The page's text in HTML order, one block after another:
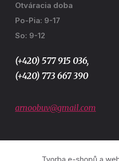
Otváracia doba
Po-Pia: 9-17
So: 9-12
(+420) 577 915 036,
(+420) 773 667 390
arnoobuv@gmail.com